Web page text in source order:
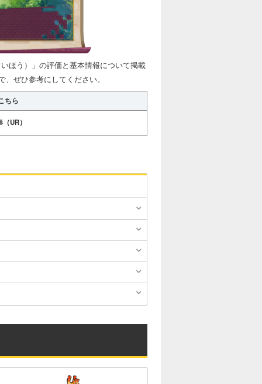
ほう）」の評価と基本情報について掲載
ぜひ参考にしてください。
ちら
UR）